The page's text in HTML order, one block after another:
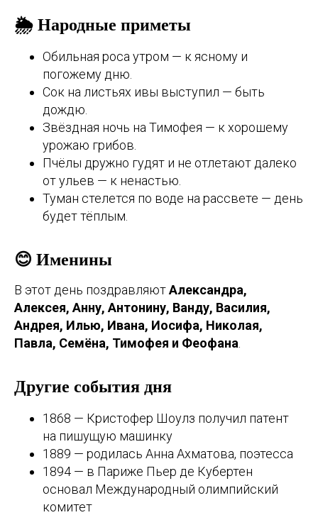
🌦️ Народные приметы
Обильная роса утром — к ясному и
погожему дню.
Сок на листьях ивы выступил — быть
дождю.
Звёздная ночь на Тимофея — к хорошему
урожаю грибов.
Пчёлы дружно гудят и не отлетают далеко
от ульев — к ненастью.
Туман стелется по воде на рассвете — день
будет тёплым.
😊 Именины
В этот день поздравляютАлександра,
Алексея, Анну, Антонину, Ванду, Василия,
Андрея, Илью, Ивана, Иосифа, Николая,
Павла, Семёна, Тимофея и Феофана
Другие события дня
1868 — Кристофер Шоулз получил патент
на пишущую машинку
1889 — родилась Анна Ахматова, поэтесса
1894 — в Париже Пьер де Кубертен
основал Международный олимпийский
комитет